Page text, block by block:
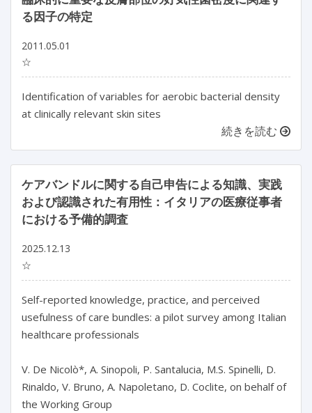
る因子の特定
2011.05.01
☆
Identification of variables for aerobic bacterial density
at clinically relevant skin sites
続きを読む
ケアバンドルに関する自己申告による知識、実践
および認識された有用性：イタリアの医療従事者
における予備的調査
2025.12.13
☆
Self-reported knowledge, practice, and perceived
usefulness of care bundles: a pilot survey among Italian
healthcare professionals
V. De Nicolò*, A. Sinopoli, P. Santalucia, M.S. Spinelli, D.
Rinaldo, V. Bruno, A. Napoletano, D. Coclite, on behalf of
the Working Group